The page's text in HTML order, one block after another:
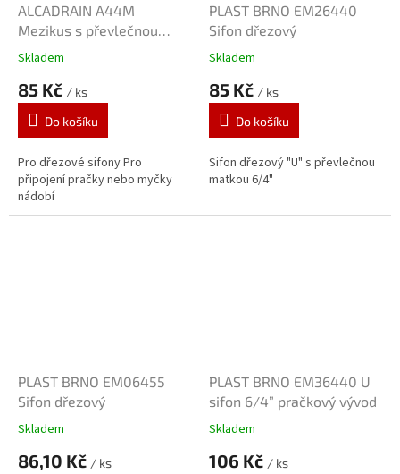
ALCADRAIN A44M
Mezikus s převlečnou
maticí 6/4" a dvěma
Skladem
85 Kč / ks
Do košíku
Pro dřezové sifony Pro
připojení pračky nebo myčky
nádobí
PLAST BRNO EM26440
Sifon dřezový
Skladem
85 Kč / ks
Do košíku
Sifon dřezový "U" s převlečnou
matkou 6/4"
PLAST BRNO EM06455
Sifon dřezový
Skladem
86,10 Kč / ks
PLAST BRNO EM36440 U
sifon 6/4” pračkový vývod
Skladem
106 Kč / ks